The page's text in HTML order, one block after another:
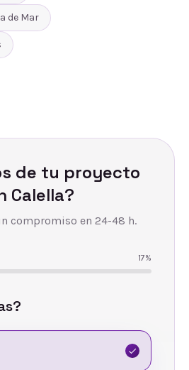
de Mar
de tu proyecto
Calella?
compromiso en 24-48 h.
17%